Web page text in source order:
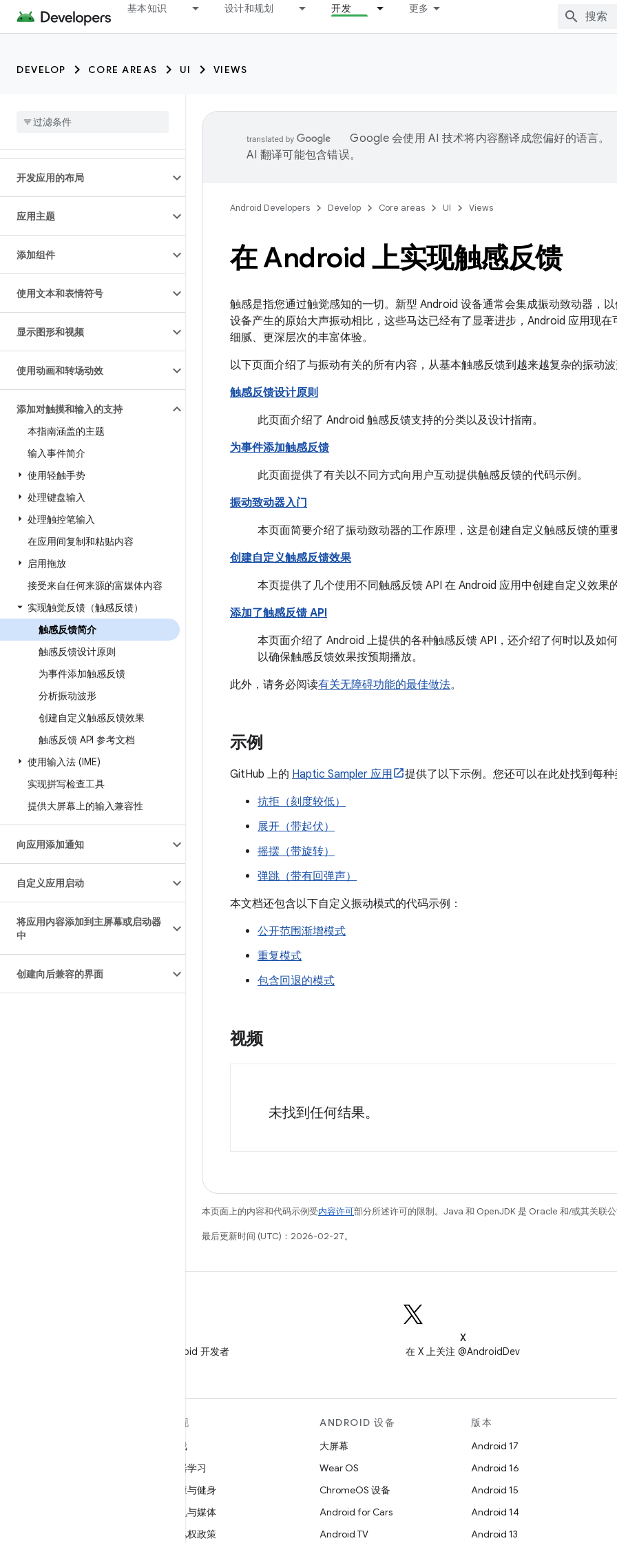
基本知识 设计和规划 开发 更多
DEVELOP CORE AREAS UI VIEWS
开发应用的布局
应用主题
添加组件
使用文本和表情符号
显示图形和视频
使用动画和转场动效
添加对触摸和输入的支持
本指南涵盖的主题
输入事件简介
使用轻触手势
处理键盘输入
处理触控笔输入
在应用间复制和粘贴内容
启用拖放
接受来自任何来源的富媒体内容
实现触觉反馈（触感反馈）
触感反馈简介
触感反馈设计原则
为事件添加触感反馈
分析振动波形
创建自定义触感反馈效果
触感反馈 API 参考文档
使用输入法 (IME)
实现拼写检查工具
提供大屏幕上的输入兼容性
向应用添加通知
自定义应用启动
将应用内容添加到主屏幕或启动器
中
创建向后兼容的界面
Google 会使用 AI 技术将内容翻译成您偏好的语言。
AI 翻译可能包含错误。
Android Developers Develop Core areas UI Views
在 Android 上实现触感反馈
触感是指您通过触觉感知的一切。新型 Android 设备通常会集成振动致动器，
设备产生的原始大声振动相比，这些马达已经有了显著进步，Android 应用现
细腻、更深层次的丰富体验。
以下页面介绍了与振动有关的所有内容，从基本触感反馈到越来越复杂的振动波
触感反馈设计原则
此页面介绍了 Android 触感反馈支持的分类以及设计指南。
为事件添加触感反馈
此页面提供了有关以不同方式向用户互动提供触感反馈的代码示例。
振动致动器入门
本页面简要介绍了振动致动器的工作原理，这是创建自定义触感反馈的重
创建自定义触感反馈效果
本页提供了几个使用不同触感反馈 API 在 Android 应用中创建自定义效果
添加了触感反馈 API
本页面介绍了 Android 上提供的各种触感反馈 API，还介绍了何时以及如
以确保触感反馈效果按预期播放。
此外，请务必阅读有关无障碍功能的最佳做法。
示例
GitHub 上的 Haptic Sampler 应用
提供了以下示例。您还可以在此处找到每种
抗拒（刻度较低）
展开（带起伏）
摇摆（带旋转）
弹跳（带有回弹声）
本文档还包含以下自定义振动模式的代码示例：
公开范围渐增模式
重复模式
包含回退的模式
视频
未找到任何结果。
本页面上的内容和代码示例受内容许可部分所述许可的限制。Java 和 OpenJDK 是 Oracle 和/或其关联公
最后更新时间 (UTC)：2026-02-27。
在微信中关注 Android 开发者
X
在 X 上关注 @AndroidDev
发现
游戏
机器学习
健康与健身
相机与媒体
隐私权政策
ANDROID 设备
大屏幕
Wear OS
ChromeOS 设备
Android for Cars
Android TV
版本
Android 17
Android 16
Android 15
Android 14
Android 13